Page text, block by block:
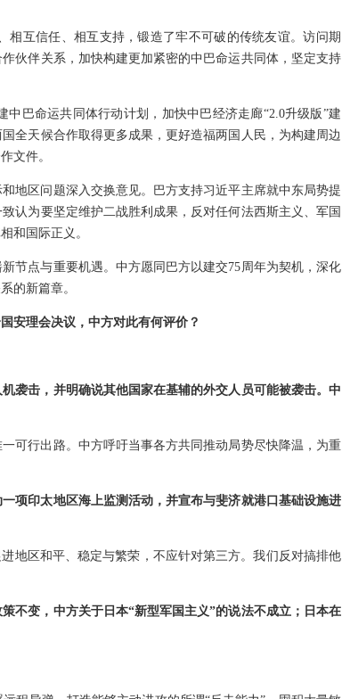
互信任、相互支持，锻造了牢不可破的传统友谊。访问期
伙伴关系，加快构建更加紧密的中巴命运共同体，坚定支持
巴命运共同体行动计划，加快中巴经济走廊“2.0升级版”建
全天候合作取得更多成果，更好造福两国人民，为构建周边
文件。
地区问题深入交换意见。巴方支持习近平主席就中东局势提
认为要坚定维护二战胜利成果，反对任何法西斯主义、军国
和国际正义。
节点与重要机遇。中方愿同巴方以建交75周年为契机，深化
的新篇章。
安理会决议，中方对此有何评价？
袭击，并明确说其他国家在基辅的外交人员可能被袭击。中
可行出路。中方呼吁当事各方共同推动局势尽快降温，为重
项印太地区海上监测活动，并宣布与斐济就港口基础设施进
地区和平、稳定与繁荣，不应针对第三方。我们反对搞排他
不变，中方关于日本“新型军国主义”的说法不成立；日本在